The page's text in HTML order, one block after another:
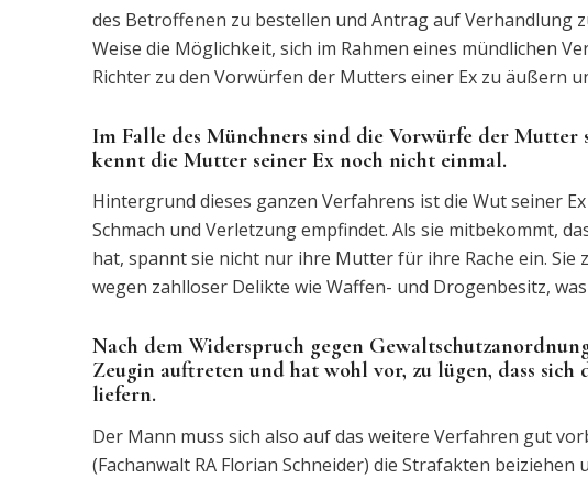
des Betroffenen zu bestellen und Antrag auf Verhandlung
Weise die Möglichkeit, sich im Rahmen eines mündlichen
Richter zu den Vorwürfen der Mutters einer Ex zu äußern
Im Falle des Münchners sind die Vorwürfe der Mutter
kennt die Mutter seiner Ex noch nicht einmal.
Hintergrund dieses ganzen Verfahrens ist die Wut seiner
Schmach und Verletzung empfindet. Als sie mitbekommt,
hat, spannt sie nicht nur ihre Mutter für ihre Rache ein.
wegen zahlloser Delikte wie Waffen- und Drogenbesitz,
Nach dem Widerspruch gegen
Zeugin auftreten und hat wohl vor, zu lügen, dass sich
liefern.
Der Mann muss sich also auf das weitere Verfahren gut
(Fachanwalt RA Florian Schneider) die Strafakten